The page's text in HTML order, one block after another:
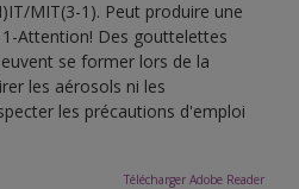
MIT(3-1). Peut produire une
Attention! Des gouttelettes
se former lors de la
les aérosols ni les
les précautions d'emploi
Télécharger Adobe Reader